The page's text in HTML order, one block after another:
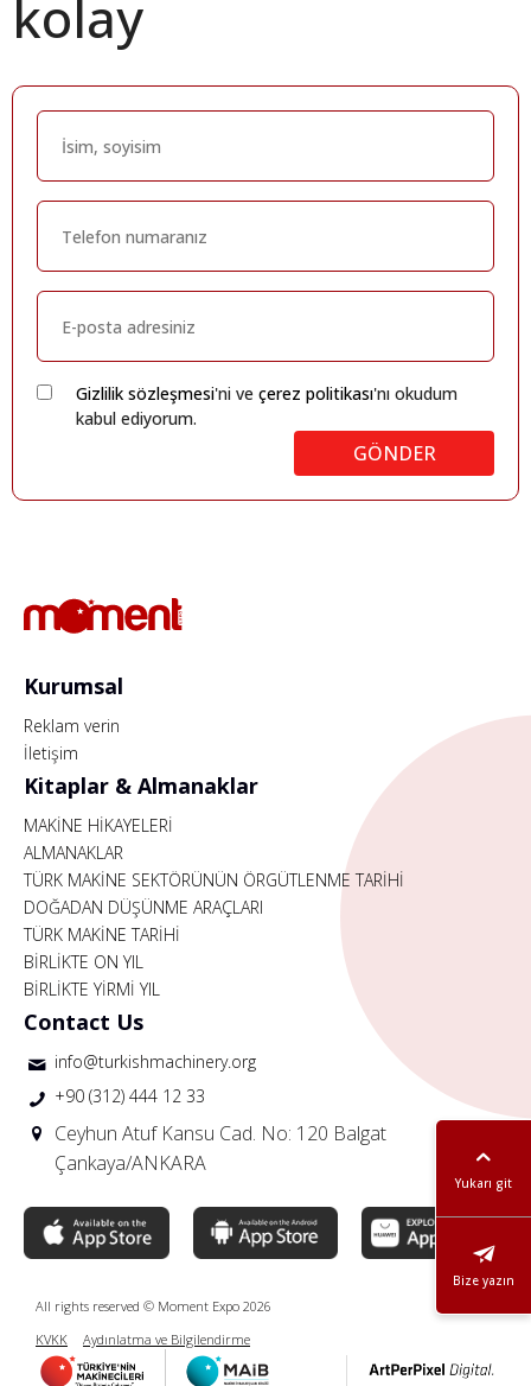
kolay
Gizlilik sözleşmesi'ni ve çerez politikası'nı okudum
kabul ediyorum.
GÖNDER
Yukarı git
Bize yazın
Kurumsal
Reklam verin
İletişim
Kitaplar & Almanaklar
MAKİNE HİKAYELERİ
ALMANAKLAR
TÜRK MAKİNE SEKTÖRÜNÜN ÖRGÜTLENME TARİHİ
DOĞADAN DÜŞÜNME ARAÇLARI
TÜRK MAKİNE TARİHİ
BİRLİKTE ON YIL
BİRLİKTE YİRMİ YIL
Contact Us
info@turkishmachinery.org
+90 (312) 444 12 33
Ceyhun Atuf Kansu Cad. No: 120 Balgat
Çankaya/ANKARA
All rights reserved © Moment Expo 2026
KVKK
Aydınlatma ve Bilgilendirme